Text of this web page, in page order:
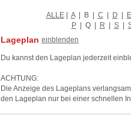
ALLE| A | B| C | D | E
P | Q | R | S |
Lageplan einblenden
Du kannst den Lageplan jederzeit
ACHTUNG:
Die Anzeige des Lageplans
den Lageplan nur bei einer schnellen